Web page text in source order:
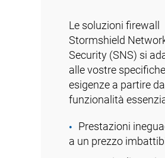
Le soluzioni firewall
Stormshield
Security (SNS) si
alle vostre specifiche
esigenze a partire
funzionalità
Prestazioni
a un prezzo